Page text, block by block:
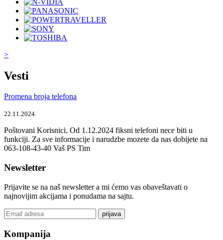
>
Vesti
Promena broja telefona
22.11.2024.
Poštovani Korisnici, Od 1.12.2024 fiksni telefoni nece biti u
funkciji. Za sve informacije i narudzbe mozete da nas dobijete na
063-108-43-40 Vaš PS Tim
Newsletter
Prijavite se na naš newsletter a mi ćemo vas obaveštavati o
najnovijim akcijama i ponudama na sajtu.
prijava
Kompanija